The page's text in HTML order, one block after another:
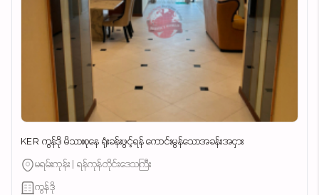
KER ကွန်ဒို မိသားစုနေ ရုံးခန်းဖွင့်ရန် ကောင်းမွန်သောအခန်းအငှား
မရမ်းကုန်း | ရန်ကုန်တိုင်းဒေသကြီး
ကွန်ဒို